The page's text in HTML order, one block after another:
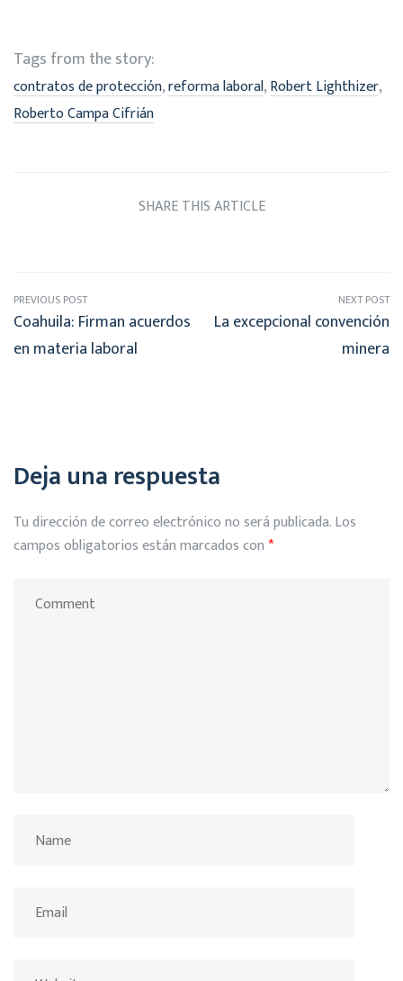
Tags from the story:
contratos de protección,reforma laboral,Robert Lighthizer,
Roberto Campa Cifrián
SHARE THIS ARTICLE
PREVIOUS POST
Coahuila: Firman acuerdos
en materia laboral
NEXT POST
La excepcional convención
minera
Deja una respuesta
Tu dirección de correo electrónico no será publicada.Los
campos obligatorios están marcados con*